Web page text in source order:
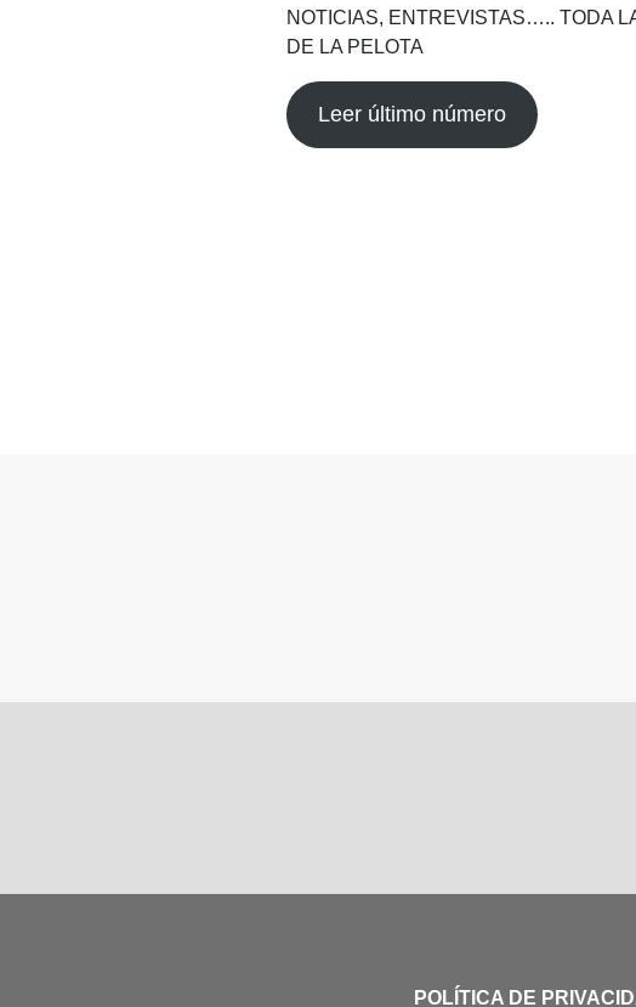
NOTICIAS, ENTREVISTAS….. TODA
DE LA PELOTA
Leer último número
POLÍTICA DE